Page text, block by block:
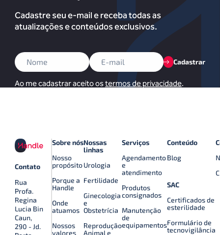
Cadastre seu e-mail e receba todas as
atualizações e conteúdos exclusivos.
Cadastrar
Ao me cadastrar aceito ostermos de privacidade.
Contato
Rua
Profa.
Regina
Lucia Bin
Caun,
290 - Jd.
Sobre nós
Nosso
propósito
Porque a
Handle
Onde
atuamos
Nossos
valores
Nossas
linhas
Urologia
Fertilidade
Ginecologia
e
Obstetrícia
Reprodução
Animal e
Serviços
Agendamento
e
atendimento
Produtos
consignados
Manutenção
de
equipamentos
Conteúdo
Blog
SAC
Certificados de
esterilidade
Formulário de
tecnovigilância